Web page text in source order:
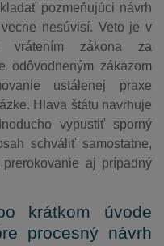
pozmeňujúci návrh
nesúvisí. Veto je v
vrátením zákona za
odôvodneným zákazom
ustálenej praxe
Hlava štátu navrhuje
vypustiť sporný
schváliť samostatne,
aj prípadný
krátkom úvode
procesný návrh